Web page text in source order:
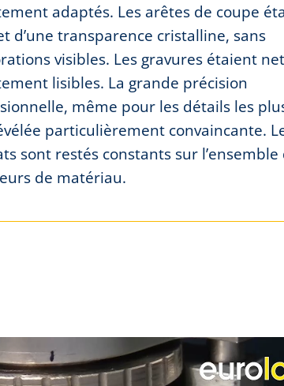
adaptés. Les arêtes de coupe
d’une transparence cristalline, sans
visibles. Les gravures étaient
lisibles. La grande précision
même pour les détails les
particulièrement convaincante.
sont restés constants sur l’ensemble
de matériau.